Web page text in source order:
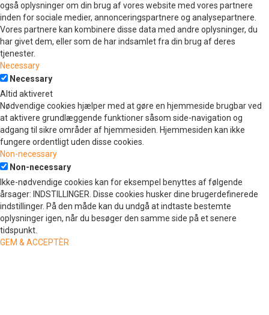
også oplysninger om din brug af vores website med vores partnere
inden for sociale medier, annonceringspartnere og analysepartnere.
Vores partnere kan kombinere disse data med andre oplysninger, du
har givet dem, eller som de har indsamlet fra din brug af deres
tjenester.
Necessary
Necessary
Altid aktiveret
Nødvendige cookies hjælper med at gøre en hjemmeside brugbar ved
at aktivere grundlæggende funktioner såsom side-navigation og
adgang til sikre områder af hjemmesiden. Hjemmesiden kan ikke
fungere ordentligt uden disse cookies.
Non-necessary
Non-necessary
Ikke-nødvendige cookies kan for eksempel benyttes af følgende
årsager: INDSTILLINGER. Disse cookies husker dine brugerdefinerede
indstillinger. På den måde kan du undgå at indtaste bestemte
oplysninger igen, når du besøger den samme side på et senere
tidspunkt.
GEM & ACCEPTÈR